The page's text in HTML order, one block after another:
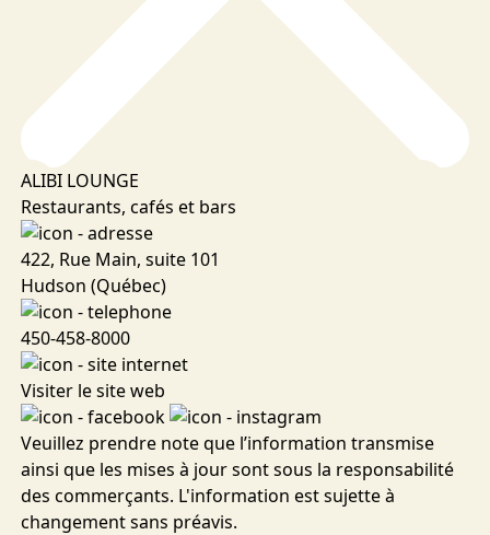
ALIBI LOUNGE
Restaurants, cafés et bars
422, Rue Main, suite 101
Hudson (Québec)
450-458-8000
Visiter le site web
Veuillez prendre note que l’information transmise
ainsi que les mises à jour sont sous la responsabilité
des commerçants. L'information est sujette à
changement sans préavis.